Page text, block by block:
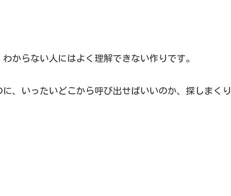
からない人にはよく理解できない作りです。
、いったいどこから呼び出せばいいのか、探しまくり